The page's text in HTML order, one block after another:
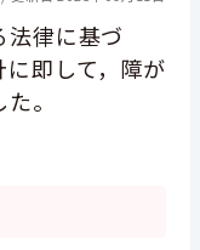
法律に基づ
即して， 障が
。